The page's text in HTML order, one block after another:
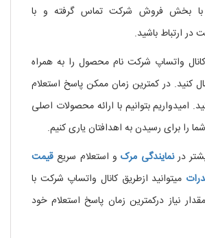
بخش فروش شرکت تماس گرفته و با
در ارتباط باشید.
واتساپ شرکت نام محصول را به همراه
کنید. در کمترین زمان ممکن پاسخ استعلام
امیدواریم بتوانیم با ارائه محصولات اصلی
را برای رسیدن به اهدافتان یاری کنیم.
درنمایندگی مرکو استعلام سریع قیمت
میتوانید ازطریق کانال واتساپ شرکت با
نیاز درکمترین زمان پاسخ استعلام خود